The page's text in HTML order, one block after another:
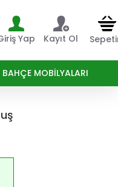
Yap Kayıt Ol
BAHÇE MOBILYALARI